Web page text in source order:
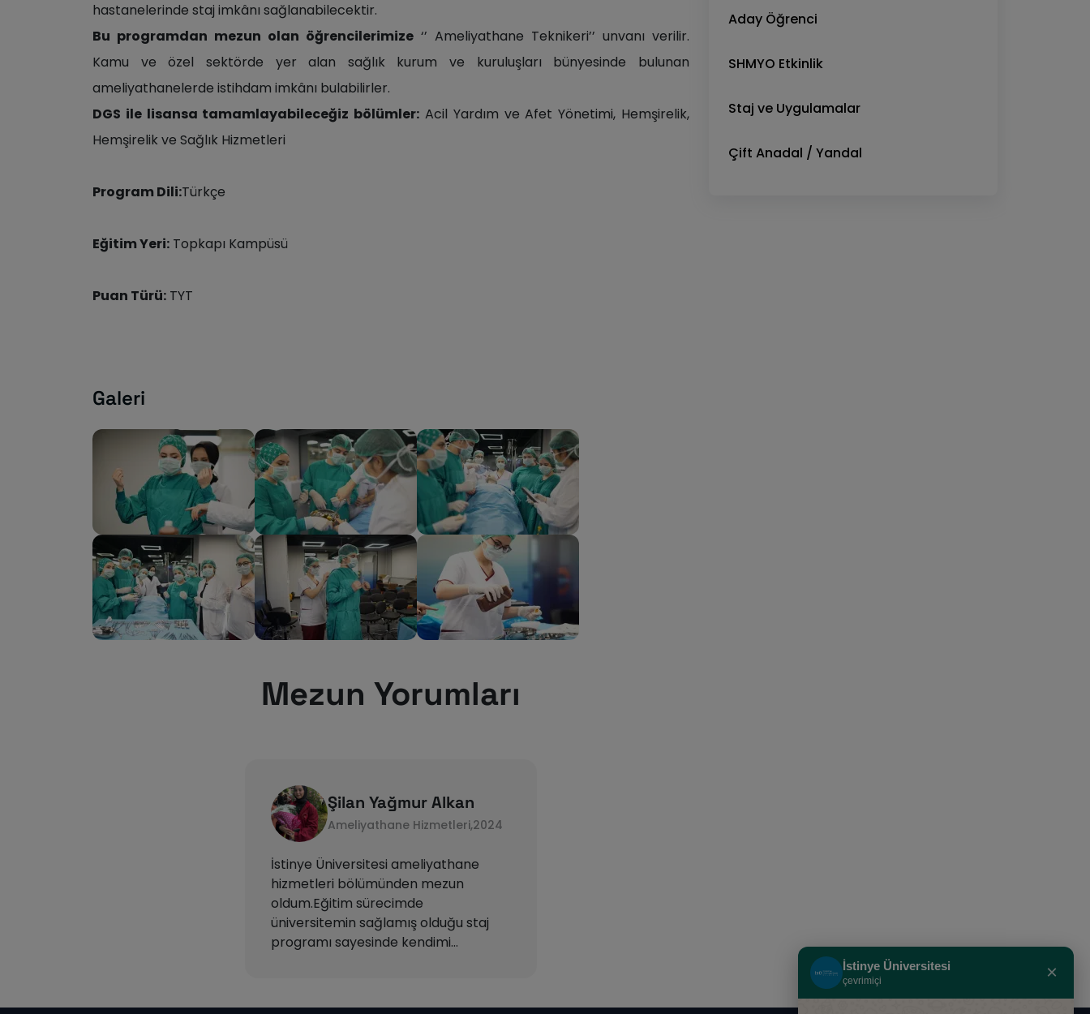
hastanelerinde staj imkânı sağlanabilecektir.
Bu programdan mezun olan öğrencilerimize ‘’ Ameliyathane Teknikeri’’ unvanı verilir.
Kamu ve özel sektörde yer alan sağlık kurum ve kuruluşları bünyesinde bulunan
ameliyathanelerde istihdam imkânı bulabilirler.
DGS ile lisansa tamamlayabileceğiz bölümler: Acil Yardım ve Afet Yönetimi, Hemşirelik,
Hemşirelik ve Sağlık Hizmetleri
Program Dili:Türkçe
Eğitim Yeri: Topkapı Kampüsü
Puan Türü: TYT
Galeri
Mezun Yorumları
Şilan Yağmur Alkan
Ameliyathane Hizmetleri,2024
İstinye Üniversitesi ameliyathane
hizmetleri bölümünden mezun
oldum.Eğitim sürecimde
üniversitemin sağlamış olduğu staj
programı sayesinde kendimi
Aday Öğrenci
SHMYO Etkinlik
Staj ve Uygulamalar
Çift Anadal / Yandal
İstinye Üniversitesi
çevrimiçi ×